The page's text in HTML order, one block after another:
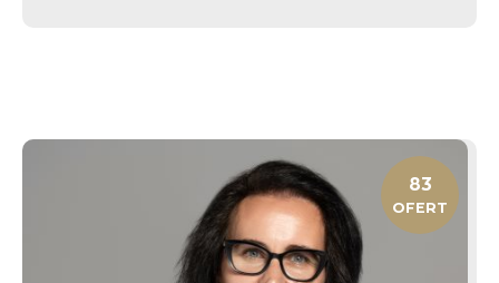
83
OFERT